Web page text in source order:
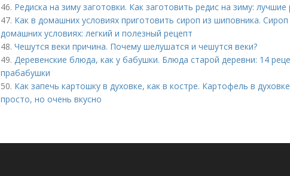
46. Редиска на зиму заготовки. Как заготовить редис на зиму: лучшие
47. Как в домашних условиях приготовить сироп из шиповника.
домашних условиях: легкий и полезный рецепт
48. Чешутся веки причина. Почему шелушатся и чешутся веки?
49. Деревенские блюда, как у бабушки. Блюда старой деревни: 14
прабабушки
50. Как запечь картошку в духовке, как в костре. Картофель в
просто, но очень вкусно